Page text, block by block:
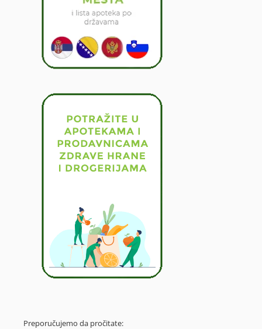
Preporučujemo da pročitate: